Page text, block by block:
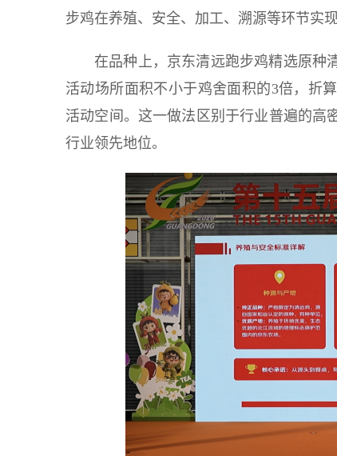
步鸡在养殖、安全、加工、溯源等环节实
在品种上，京东清远跑步鸡精选原种
活动场所面积不小于鸡舍面积的3倍，折
活动空间。这一做法区别于行业普遍的高
行业领先地位。